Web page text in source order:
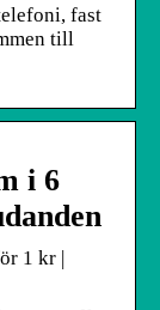
fast
till
i 6
1 kr |